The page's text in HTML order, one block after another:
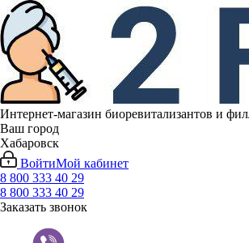
Интернет-магазин биоревитализантов и
Ваш город
Хабаровск
ВойтиМой кабинет
8 800 333 40 29
8 800 333 40 29
Заказать звонок